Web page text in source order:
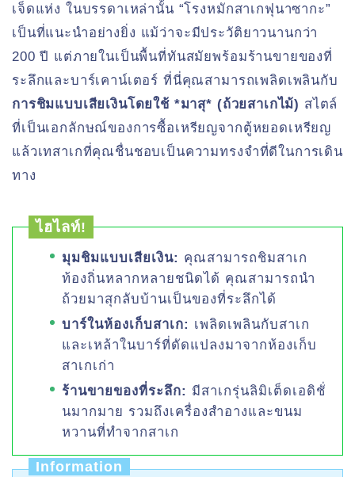
เจ็ดแห่ง ในบรรดาเหล่านั้น “โรงหมักสาเกฟุนาซากะ”
เป็นที่แนะนำอย่างยิ่ง แม้ว่าจะมีประวัติยาวนานกว่า
200 ปี แต่ภายในเป็นพื้นที่ทันสมัยพร้อมร้านขายของที่
ระลึกและบาร์เคาน์เตอร์ ที่นี่คุณสามารถเพลิดเพลินกับ
การชิมแบบเสียเงินโดยใช้ *มาสุ* (ถ้วยสาเกไม้) สไตล์
ที่เป็นเอกลักษณ์ของการซื้อเหรียญจากตู้หยอดเหรียญ
แล้วเทสาเกที่คุณชื่นชอบเป็นความทรงจำที่ดีในการเดิน
ทาง
ไฮไลท์!
มุมชิมแบบเสียเงิน: คุณสามารถชิมสาเก
ท้องถิ่นหลากหลายชนิดได้ คุณสามารถนำ
ถ้วยมาสุกลับบ้านเป็นของที่ระลึกได้
บาร์ในห้องเก็บสาเก: เพลิดเพลินกับสาเก
และเหล้าในบาร์ที่ดัดแปลงมาจากห้องเก็บ
สาเกเก่า
ร้านขายของที่ระลึก: มีสาเกรุ่นลิมิเต็ดเอดิชั่
นมากมาย รวมถึงเครื่องสำอางและขนม
หวานที่ทำจากสาเก
Information